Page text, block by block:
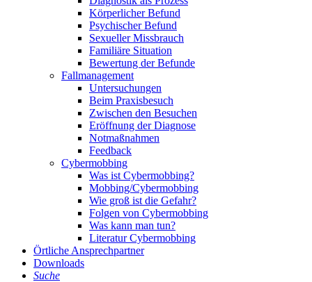
Körperlicher Befund
Psychischer Befund
Sexueller Missbrauch
Familiäre Situation
Bewertung der Befunde
Fallmanagement
Untersuchungen
Beim Praxisbesuch
Zwischen den Besuchen
Eröffnung der Diagnose
Notmaßnahmen
Feedback
Cybermobbing
Was ist Cybermobbing?
Mobbing/Cybermobbing
Wie groß ist die Gefahr?
Folgen von Cybermobbing
Was kann man tun?
Literatur Cybermobbing
Örtliche Ansprechpartner
Downloads
Suche